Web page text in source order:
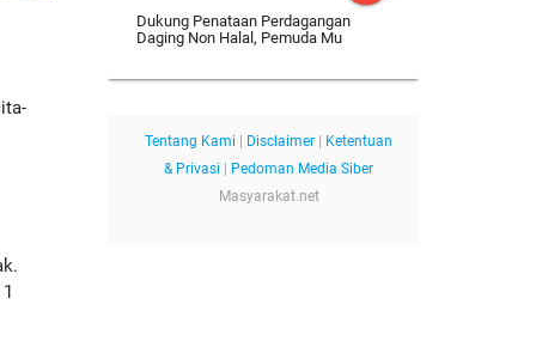
Dukung Penataan Perdagangan
Daging Non Halal, Pemuda Mu
Tentang Kami Disclaimer
Ketentuan
& Privasi
Pedoman Media Siber
Masyarakat.net